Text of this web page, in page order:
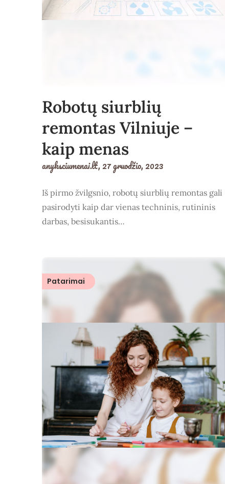
Robotų siurblių
remontas Vilniuje –
kaip menas
anyksciumenai.lt,27 gruodžio, 2023
Iš pirmo žvilgsnio, robotų siurblių remontas gali
pasirodyti kaip dar vienas techninis, rutininis
darbas, besisukantis…
Patarimai